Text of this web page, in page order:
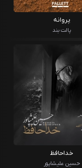
پروانه
پالت بند
خداحافظ
حسین علیشاپور